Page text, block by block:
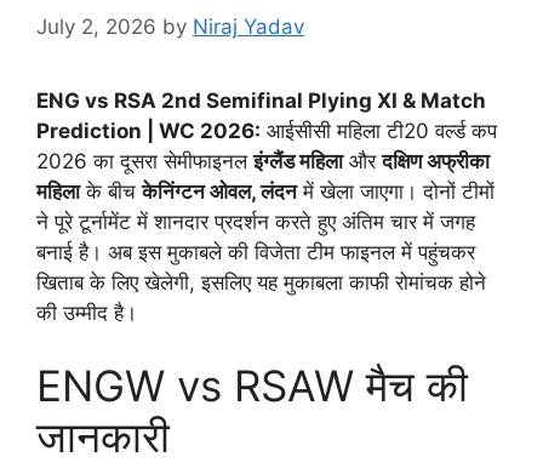
July 2, 2026 by Niraj Yadav
ENG vs RSA 2nd Semifinal Plying XI & Match
Prediction | WC 2026: आईसीसी महिला टी20 वर्ल्ड कप
2026 का दूसरा सेमीफाइनलइंग्लैंड महिलाऔरदक्षिण अफ्रीका
महिलाके बीचकेनिंग्टन ओवल, लंदनमें खेला जाएगा। दोनों टीमों
ने पूरे टूर्नामेंट में शानदार प्रदर्शन करते हुए अंतिम चार में जगह
बनाई है। अब इस मुकाबले की विजेता टीम फाइनल में पहुंचकर
खिताब के लिए खेलेगी, इसलिए यह मुकाबला काफी रोमांचक होने
की उम्मीद है।
ENGW vs RSAW मैच की
जानकारी